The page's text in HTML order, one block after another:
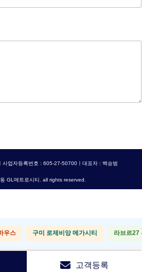
고객등록
사업자등록번호 : 605-27-50700ㅣ대표자 : 백승범
GL메트로시티. all rights reserved.
우스 구미 로제비앙 메가시티 라브르27